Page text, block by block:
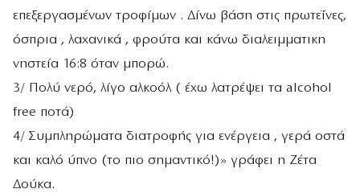
επεξεργασμένων τροφίμων . Δίνω βάση στις πρωτεΐνες,
όσπρια , λαχανικά , φρούτα και κάνω διαλειμματικη
νηστεία 16:8 όταν μπορώ.
3/ Πολύ νερό, λίγο αλκοόλ ( έχω λατρέψει τα alcohol
free ποτά)
4/ Συμπληρώματα διατροφής για ενέργεια , γερά οστά
και καλό ύπνο (το πιο σημαντικό!)» γράφει η Ζέτα
Δούκα.